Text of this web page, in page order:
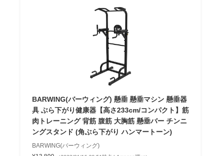
BARWING(バーウィング) 懸垂 懸垂マシン 懸垂器
具 ぶら下がり健康器【高さ233cm/コンパクト】筋
肉トレーニング 背筋 腹筋 大胸筋 懸垂バー チンニ
ングスタンド (角ぶら下がり ハンマートーン)
BARWING(バーウィング)